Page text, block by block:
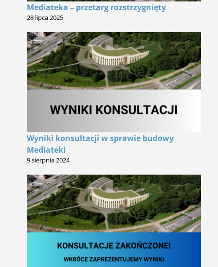
Mediateka – przetarg rozstrzygnięty
28 lipca 2025
Wyniki konsultacji w sprawie budowy
Mediateki
9 sierpnia 2024